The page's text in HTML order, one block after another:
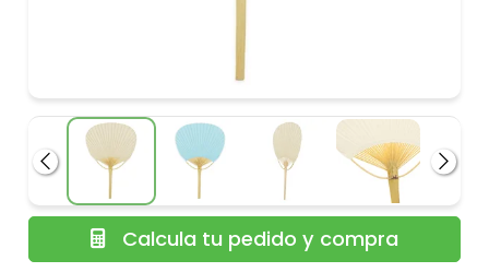
Anterior
Calcula tu pedido y compra